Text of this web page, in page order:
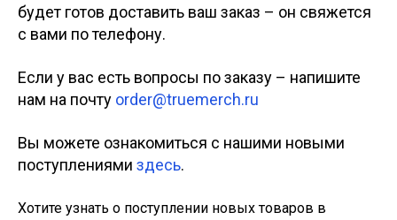
будет готов доставить ваш заказ – он свяжется
с вами по телефону.
Если у вас есть вопросы по заказу – напишите
нам на почту order@truemerch.ru
Вы можете ознакомиться с нашими новыми
поступлениями здесь.
Хотите узнать о поступлении новых товаров в